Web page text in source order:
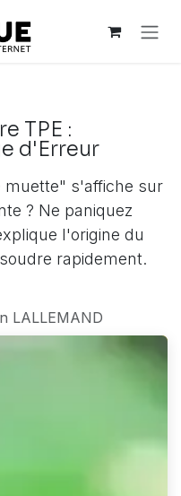
TPE :
d'Erreur
muette" s'affiche sur
? Ne paniquez
l'origine du
rapidement.
LALLEMAND